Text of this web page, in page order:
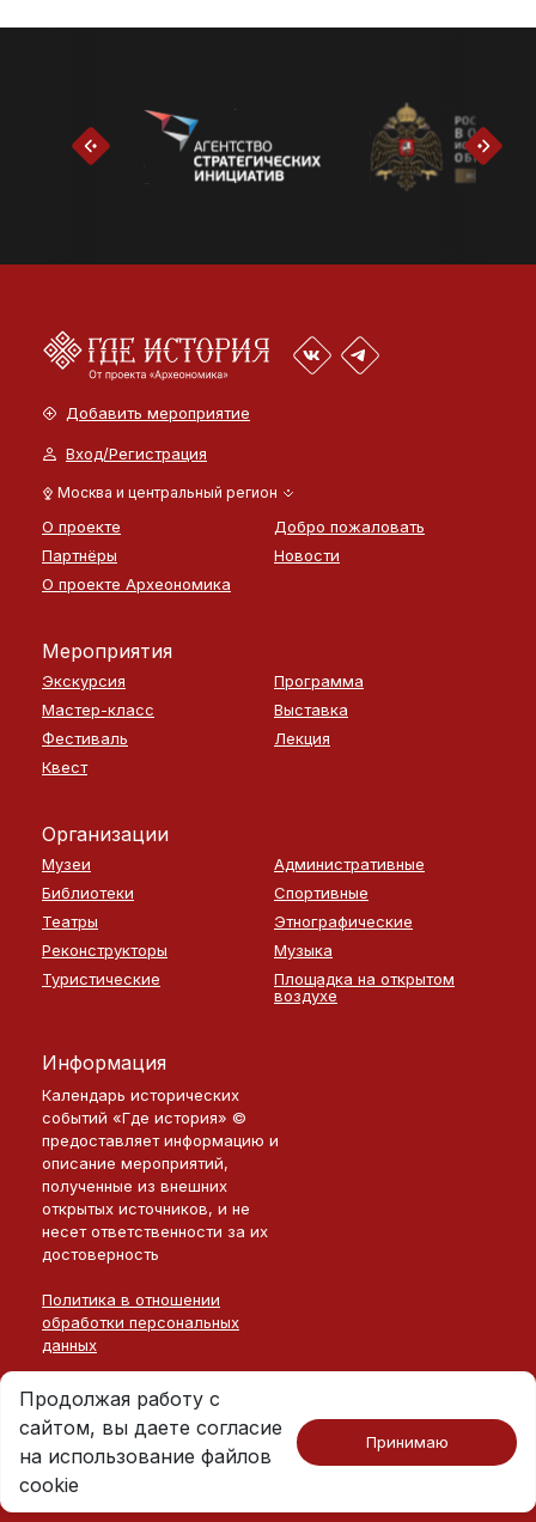
Добавить мероприятие
Вход/Регистрация
Москва и центральный регион
О проекте
Добро пожаловать
Партнёры
Новости
О проекте Археономика
Мероприятия
Экскурсия
Программа
Мастер-класс
Выставка
Фестиваль
Лекция
Квест
Организации
Музеи
Административные
Библиотеки
Спортивные
Театры
Этнографические
Реконструкторы
Музыка
Туристические
Площадка на открытом
воздухе
Информация
Календарь исторических
событий «Где история» ©
предоставляет информацию и
описание мероприятий,
полученные из внешних
открытых источников, и не
несет ответственности за их
достоверность
Политика в отношении
обработки персональных
данных
Продолжая работу с
сайтом, вы даете согласие
на использование файлов
cookie
Принимаю
Москва · 2026